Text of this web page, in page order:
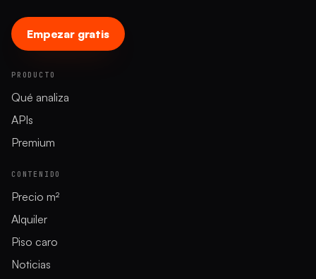
Empezar gratis
PRODUCTO
Qué analiza
APIs
Premium
CONTENIDO
Precio m²
Alquiler
Piso caro
Noticias